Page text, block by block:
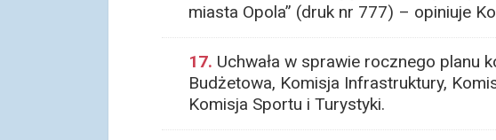
miasta Opola” (druk nr 777) – opiniuje
17. Uchwała w sprawie rocznego planu
Budżetowa, Komisja Infrastruktury,
Komisja Sportu i Turystyki.